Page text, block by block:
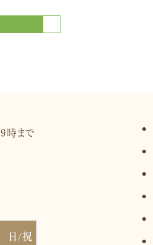
日/祝